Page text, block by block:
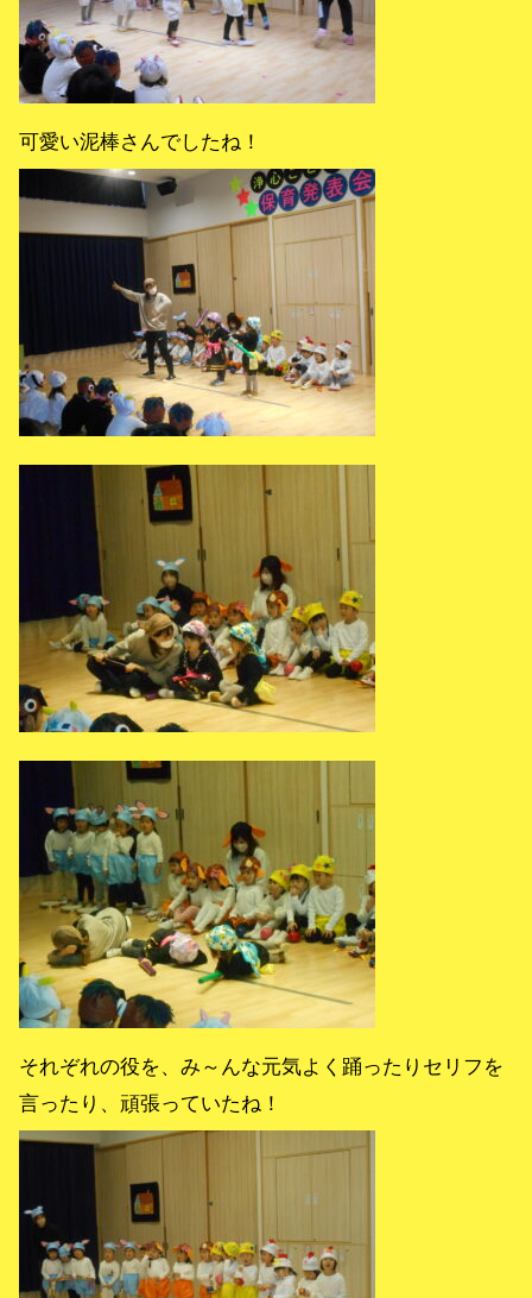
可愛い泥棒さんでしたね！
それぞれの役を、み～んな元気よく踊ったりセリフを
言ったり、頑張っていたね！